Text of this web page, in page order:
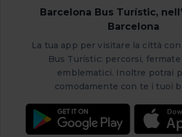
di più sulla sua storia e su cosa ha
Catalogna, dovete visitare il Museo del
Barcelona Bus Turístic,
Barcelona
La tua app per visitare la città
Bus Turístic: percorsi,
emblematici. Inoltre potrai
comodamente con te i tuoi